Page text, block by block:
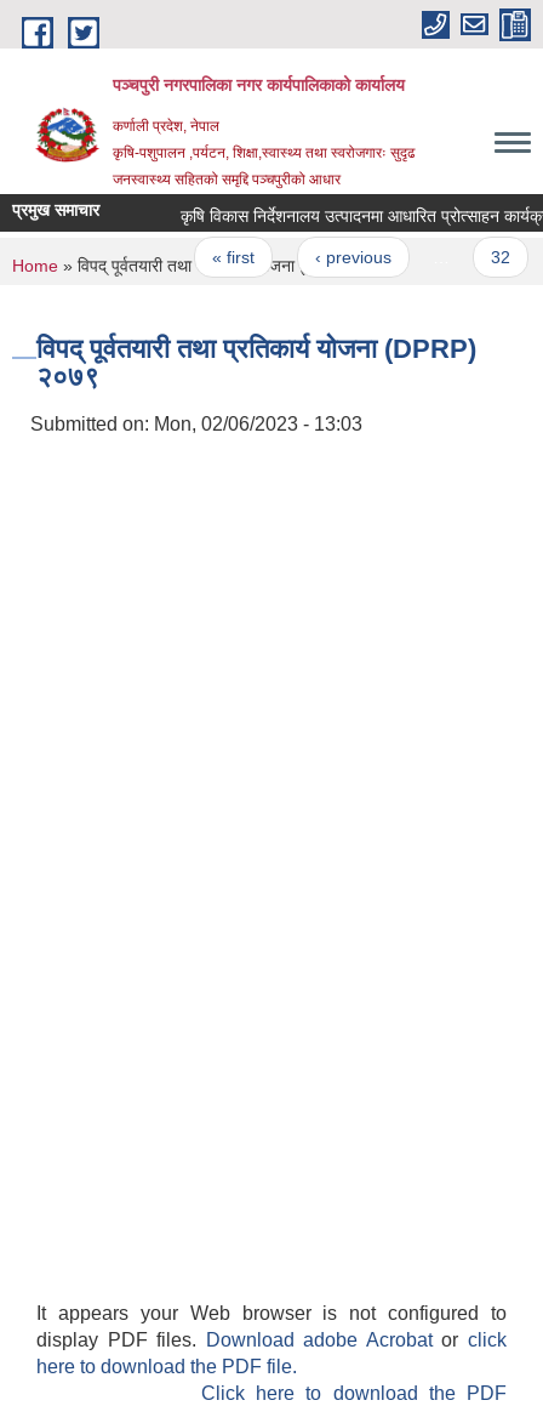
Skip to main content
पञ्चपुरी नगरपालिका नगर कार्यपालिकाको कार्यालय
कर्णाली प्रदेश, नेपाल
कृषि-पशुपालन ,पर्यटन, शिक्षा,स्वास्थ्य तथा स्वरोजगारः सुदृढ
जनस्वास्थ्य सहितको समृद्दि पञ्चपुरीको आधार
प्रमुख समाचार कृषि विकास निर्देशनालय उत्पादनमा आधारित प्रोत्साहन
Pages
« first ‹ previous
You are here
Home » विपद् पूर्वतयारी तथा प्रतिकार्य योजना (DPRP) २०७९
विपद् पूर्वतयारी तथा प्रतिकार्य योजना (DPRP)
२०७९
Submitted on: Mon, 02/06/2023 - 13:03
It appears your Web browser is not configured to
display PDF files.
Download adobe Acrobatorclick
here to download the PDF file.
Click here to download the PDF